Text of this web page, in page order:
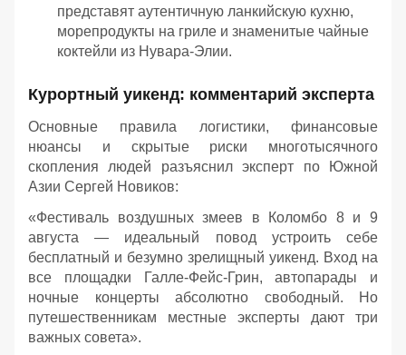
представят аутентичную ланкийскую кухню,
морепродукты на гриле и знаменитые чайные
коктейли из Нувара-Элии.
Курортный уикенд: комментарий эксперта
Основные правила логистики, финансовые
нюансы и скрытые риски многотысячного
скопления людей разъяснил эксперт по Южной
Азии Сергей Новиков:
«Фестиваль воздушных змеев в Коломбо 8 и 9
августа — идеальный повод устроить себе
бесплатный и безумно зрелищный уикенд. Вход на
все площадки Галле-Фейс-Грин, автопарады и
ночные концерты абсолютно свободный. Но
путешественникам местные эксперты дают три
важных совета».